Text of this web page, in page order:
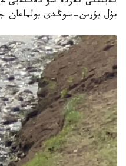
بۇل بۇرىن-سوڭدى بولماعان